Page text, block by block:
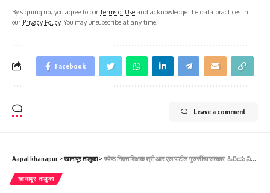
By signing up, you agree to ourTerms of Use and acknowledge the data practices in
our Privacy Policy. You may unsubscribe at any time.
Facebook
Leave a comment
Aapal khanapur >खानापूर तालुका>ज्येष्ठ निवृत्त शिक्षक श्री आर एल पाटील गुरुजींचा सत्कार-ಹಿರಿಯ ನಿವೃತ್ತ ಶಿಕ್ಷಕ ಶ್ರೀ.ಆರ್.ಎಲ್.ಪಾಟೀಲ ಗುರೂಜಿ ಅವರನ್ನು ಸನ್ಮಾನಿಸಲಾಯಿತು.
खानापूर तालुका